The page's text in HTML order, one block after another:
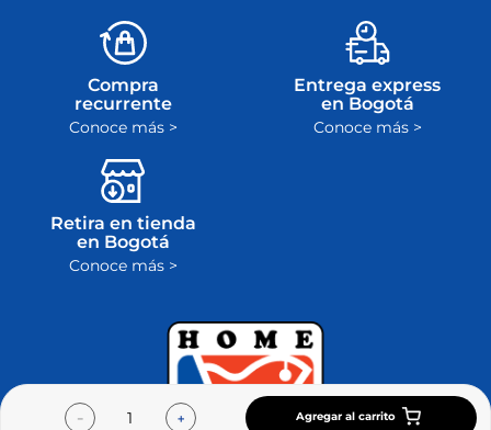
＋
－ Agregar al carrito
Compra
recurrente
Conoce más >
Entrega express
en Bogotá
Conoce más >
Retira en tienda
en Bogotá
Conoce más >